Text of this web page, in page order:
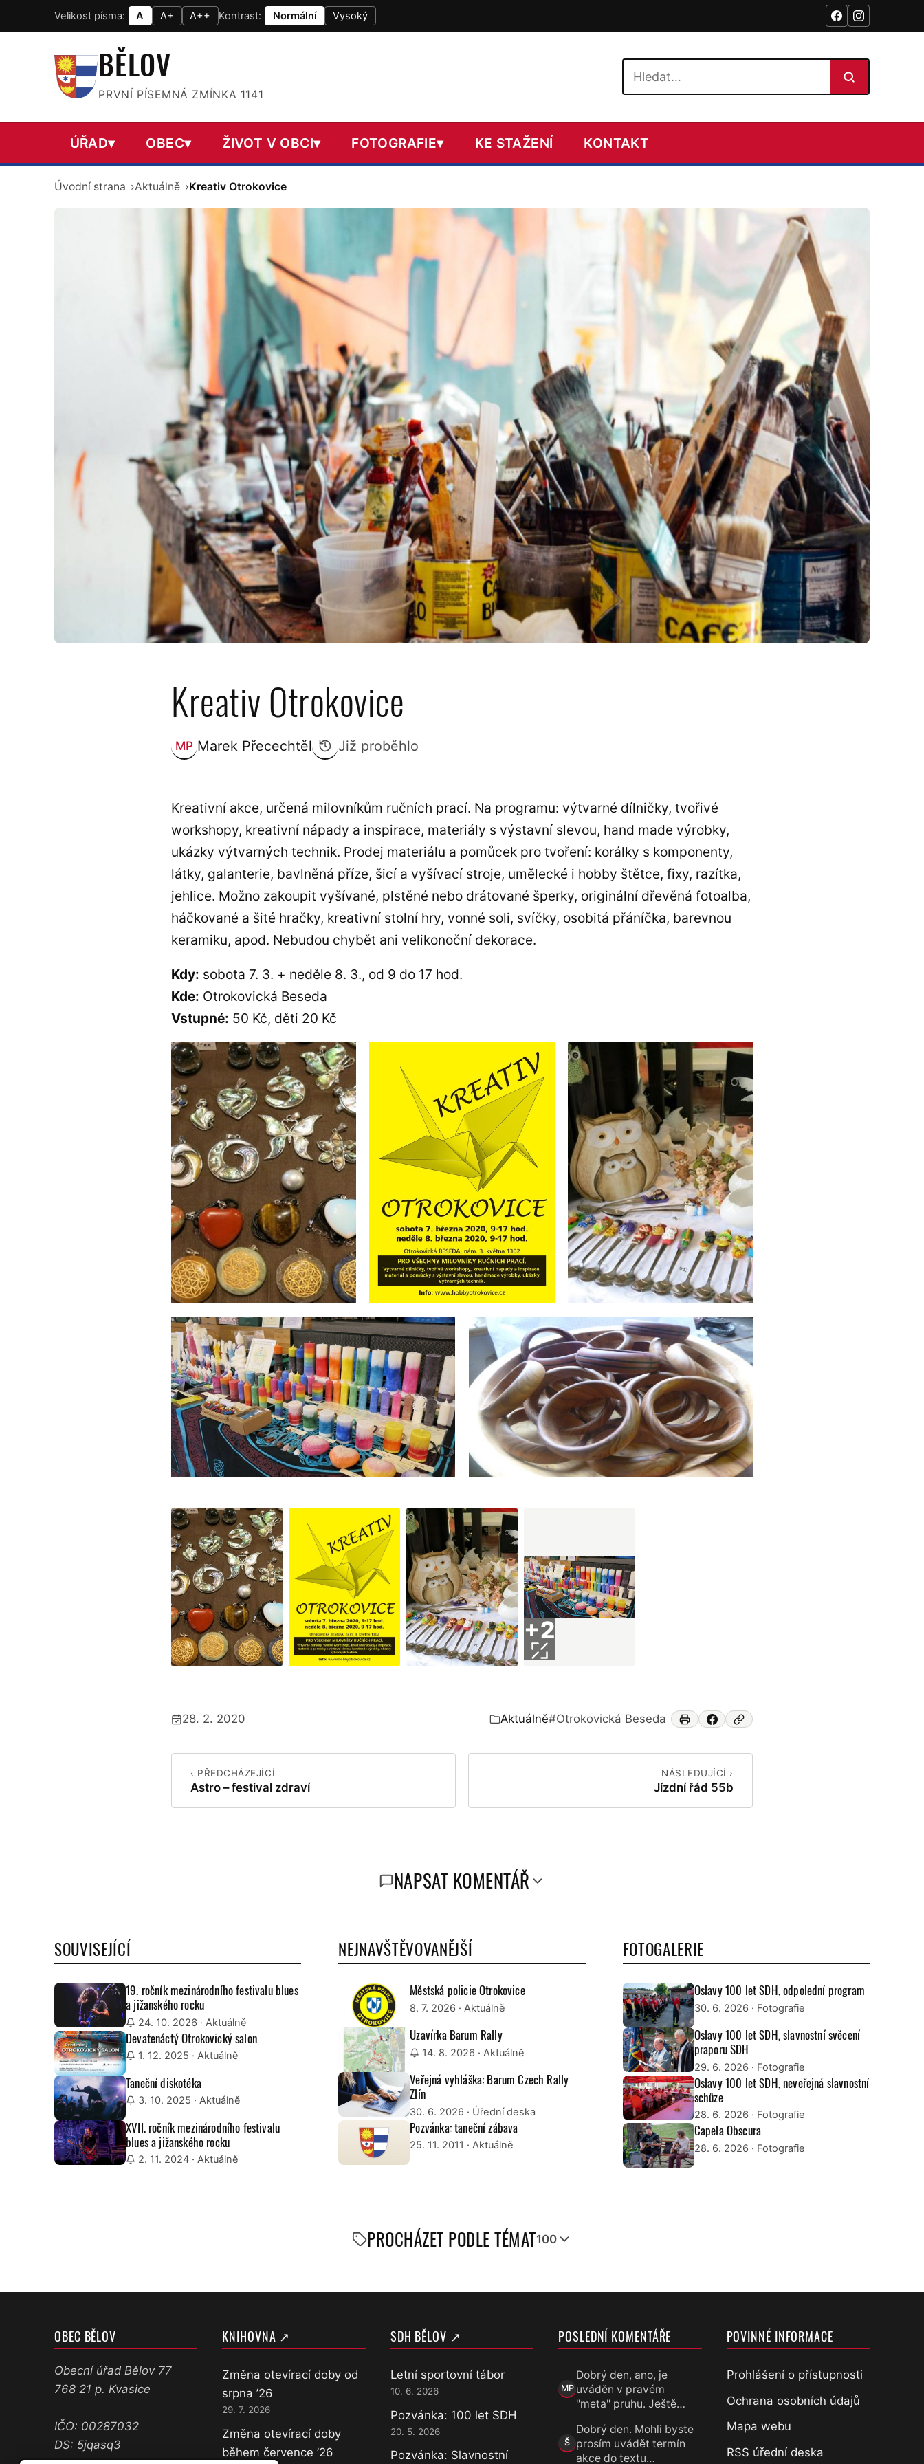
Velikost písma: A A+ A++ Kontrast: Normální Vysoký
BĚLOV
PRVNÍ PÍSEMNÁ ZMÍNKA 1141
ÚŘAD▾ OBEC▾ ŽIVOT V OBCI▾ FOTOGRAFIE▾ KE STAŽENÍ KONTAKT
Úvodní strana Aktuálně Kreativ Otrokovice
Kreativ Otrokovice
MP Zveřejnil:
Marek Přecechtěl Již proběhlo
Kreativní akce, určená milovníkům ručních prací. Na programu: výtvarné dílničky, tvořivé
workshopy, kreativní nápady a inspirace, materiály s výstavní slevou, hand made výrobky,
ukázky výtvarných technik. Prodej materiálu a pomůcek pro tvoření: korálky s komponenty,
látky, galanterie, bavlněná příze, šicí a vyšívací stroje, umělecké i hobby štětce, fixy, razítka,
jehlice. Možno zakoupit vyšívané, plstěné nebo drátované šperky, originální dřevěná fotoalba,
háčkované a šité hračky, kreativní stolní hry, vonné soli, svíčky, osobitá přáníčka, barevnou
keramiku, apod. Nebudou chybět ani velikonoční dekorace.
Kdy: sobota 7. 3. + neděle 8. 3., od 9 do 17 hod.
Kde: Otrokovická Beseda
Vstupné: 50 Kč, děti 20 Kč
+2
Publikováno:
28. 2. 2020
Zařazeno v:
Aktuálně#Otrokovická Beseda
‹ PŘEDCHÁZEJÍCÍ
Astro – festival zdraví
NÁSLEDUJÍCÍ ›
Jízdní řád 55b
NAPSAT KOMENTÁŘ
SOUVISEJÍCÍ
19. ročník mezinárodního festivalu blues
a jižanského rocku
24. 10. 2026 · Aktuálně
Devatenáctý Otrokovický salon
1. 12. 2025 · Aktuálně
Taneční diskotéka
3. 10. 2025 · Aktuálně
XVII. ročník mezinárodního festivalu
blues a jižanského rocku
2. 11. 2024· Aktuálně
NEJNAVŠTĚVOVANĚJŠÍ
Městská policie Otrokovice
8. 7. 2026 · Aktuálně
Uzavírka Barum Rally
14. 8. 2026 · Aktuálně
Veřejná vyhláška: Barum Czech Rally
Zlín
30. 6. 2026 · Úřední deska
Pozvánka: taneční zábava
25. 11. 2011 · Aktuálně
FOTOGALERIE
Oslavy 100 let SDH, odpolední program
30. 6. 2026 · Fotografie
Oslavy 100 let SDH, slavnostní svěcení
praporu SDH
29. 6. 2026 · Fotografie
Oslavy 100 let SDH, neveřejná slavnostní
schůze
28. 6. 2026 · Fotografie
Capela Obscura
28. 6. 2026 · Fotografie
PROCHÁZET PODLE TÉMAT100
OBEC BĚLOV
Obecní úřad Bělov 77
768 21 p. Kvasice
IČO: 00287032
DS: 5jqasq3
KNIHOVNA ↗
Změna otevírací doby od
srpna ’26
29. 7. 2026
Změna otevírací doby
během července ’26
SDH BĚLOV ↗
Letní sportovní tábor
10. 6. 2026
Pozvánka: 100 let SDH
20. 5. 2026
Pozvánka: Slavnostní
POSLEDNÍ KOMENTÁŘE
MP
Marek Přecechtěl
Dobrý den, ano, je
uváděn v pravém
"meta" pruhu. Ještě…
Š
Šárka
Dobrý den. Mohli byste
prosím uvádět termín
akce do textu…
POVINNÉ INFORMACE
Prohlášení o přístupnosti
Ochrana osobních údajů
Mapa webu
RSS úřední deska